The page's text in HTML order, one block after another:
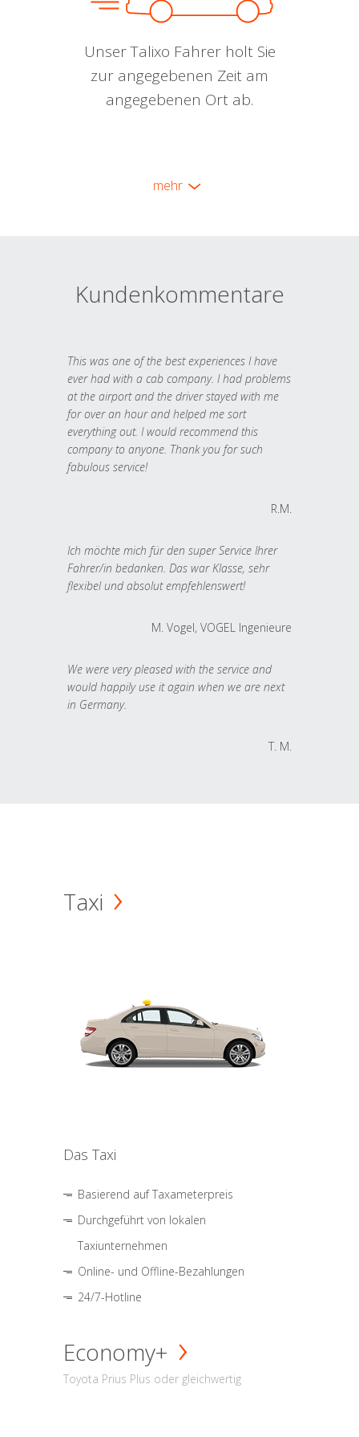
Unser Talixo Fahrer holt Sie
zur angegebenen Zeit am
angegebenen Ort ab.
mehr
Kundenkommentare
This was one of the best experiences I have
ever had with a cab company. I had problems
at the airport and the driver stayed with me
for over an hour and helped me sort
everything out. I would recommend this
company to anyone. Thank you for such
fabulous service!
R.M.
Ich möchte mich für den super Service Ihrer
Fahrer/in bedanken. Das war Klasse, sehr
flexibel und absolut empfehlenswert!
M. Vogel, VOGEL Ingenieure
We were very pleased with the service and
would happily use it again when we are next
in Germany.
T. M.
Taxi
Das Taxi
Basierend auf Taxameterpreis
Durchgeführt von lokalen
Taxiunternehmen
Online- und Offline-Bezahlungen
24/7-Hotline
Economy+
Toyota Prius Plus oder gleichwertig